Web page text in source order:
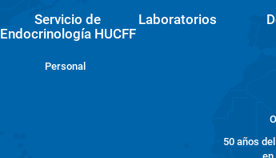
Servicio de
Endocrinología HUCFF
Personal
Laboratorios
50 años